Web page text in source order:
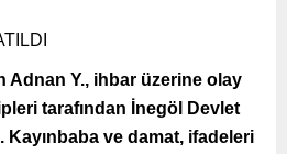
Adnan Y., ihbar üzerine olay
tarafından İnegöl Devlet
Kayınbaba ve damat, ifadeleri